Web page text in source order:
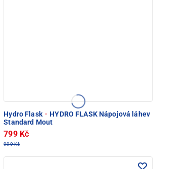
Hydro Flask · HYDRO FLASK Nápojová láhev
Standard Mout
799 Kč
999 Kč